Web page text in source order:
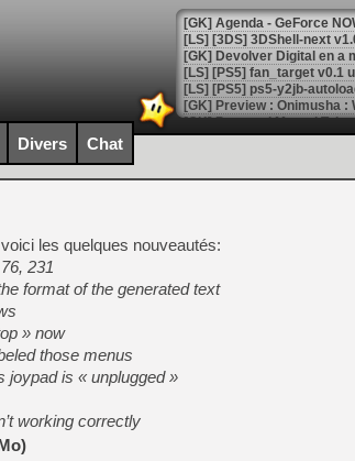
[GK] Agenda - GeForce
[GK] Devolver Digital en a
[LS] [PS5] ps5-y2jb-
[GK] Pourquoi Marvel
[GK] Test : Restory : Chill
[GK] GTA 6 : Rockstar
[GK] Hot Wheels Infinite
[GK] Mémoire cash -
[GK] Résultats Nintendo :
[GK] Déjà des
[Mo5] Brickboy cherche à
[GK] Minecraft et ses «
[GK] Beast of
[GK] Ubisoft : fin de partie
[GK] Mémoire cash -
[GK] Dan Houser (GTA)
[GK] Comment EA Sports
[GK] Crimson Moon : un
[GK] Isle of Reveries : le
[GK] Moonlighter 2 : The
[GK] Capcom relance
Divers Chat
les quelques nouveautés:
231
format of the generated text
» now
those menus
joypad is « unplugged »
working correctly